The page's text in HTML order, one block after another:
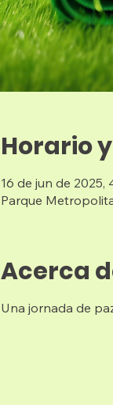
Horario
16 de jun de 2025,
Parque
Acerca
Una jornada de